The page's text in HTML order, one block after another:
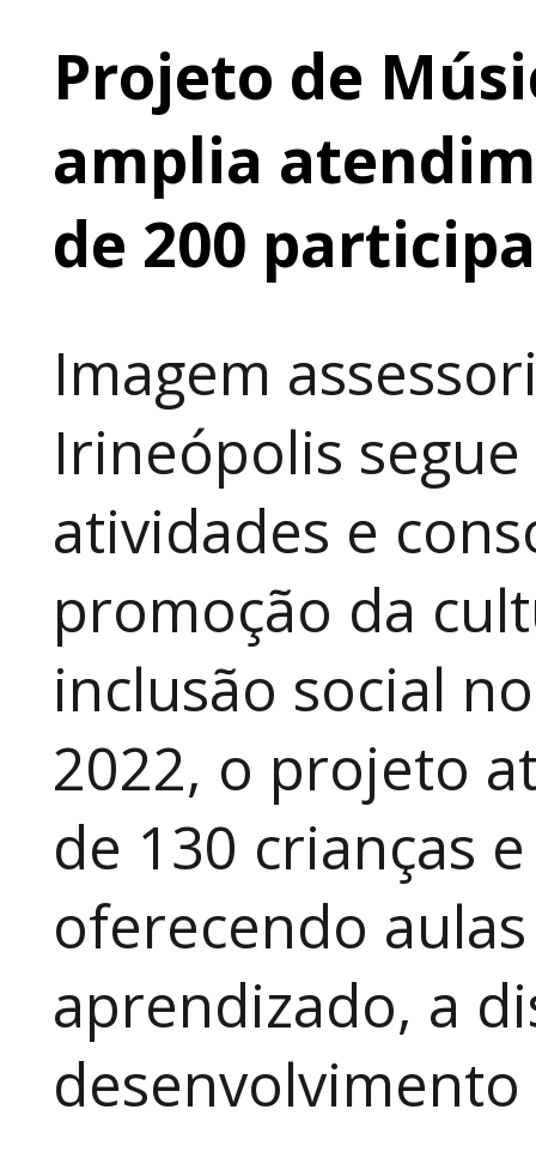
Projeto de
amplia
de 200
Imagem
Irineópolis
atividades e
promoção da
inclusão social
2022, o projeto
de 130 crianças
oferecendo
aprendizado, a